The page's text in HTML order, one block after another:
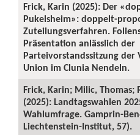
Frick, Karin (2025): Der
Pukelsheim»: doppelt-
Zuteilungsverfahren.
Präsentation anlässlich der
Parteivorstandssitzung der
Union im Clunia Nendeln.
Frick, Karin; Milic, Thomas;
(2025): Landtagswahlen
Wahlumfrage. Gamprin-
Liechtenstein-Institut, 57).